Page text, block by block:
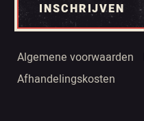
INSCHRIJVEN
Algemene voorwaarden
Afhandelingskosten